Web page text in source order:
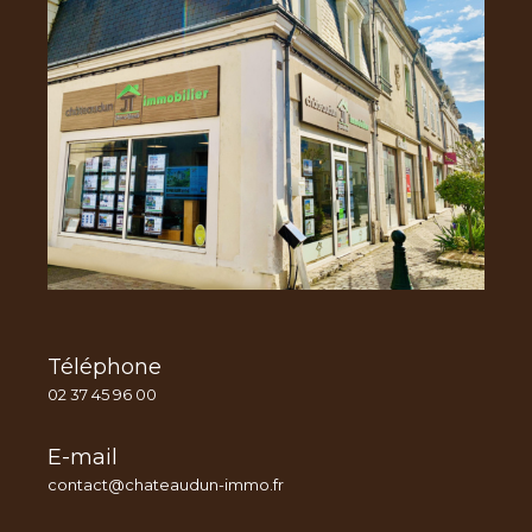
Téléphone
02 37 45 96 00
E-mail
contact@chateaudun-immo.fr